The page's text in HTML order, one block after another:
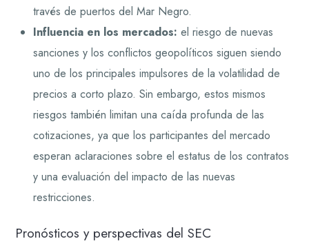
través de puertos del Mar Negro.
Influencia en los mercados: el riesgo de nuevas
sanciones y los conflictos geopolíticos siguen siendo
uno de los principales impulsores de la volatilidad de
precios a corto plazo. Sin embargo, estos mismos
riesgos también limitan una caída profunda de las
cotizaciones, ya que los participantes del mercado
esperan aclaraciones sobre el estatus de los contratos
y una evaluación del impacto de las nuevas
restricciones.
Pronósticos y perspectivas del SEC